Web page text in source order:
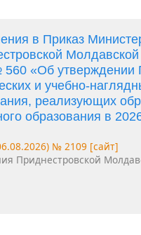
в Приказ
Молдавской
«Об утверждении
и учебно-
реализующих
образования в
№ 2109 [сайт]
Приднестровской